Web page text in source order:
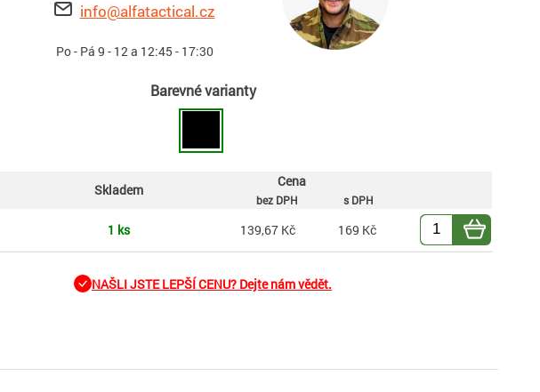
info@alfatactical.cz
Po - Pá 9 - 12 a 12:45 - 17:30
Barevné varianty
Skladem
Cena
bez DPH s DPH
1 ks 139,67 Kč 169 Kč
NAŠLI JSTE LEPŠÍ CENU? Dejte nám vědět.